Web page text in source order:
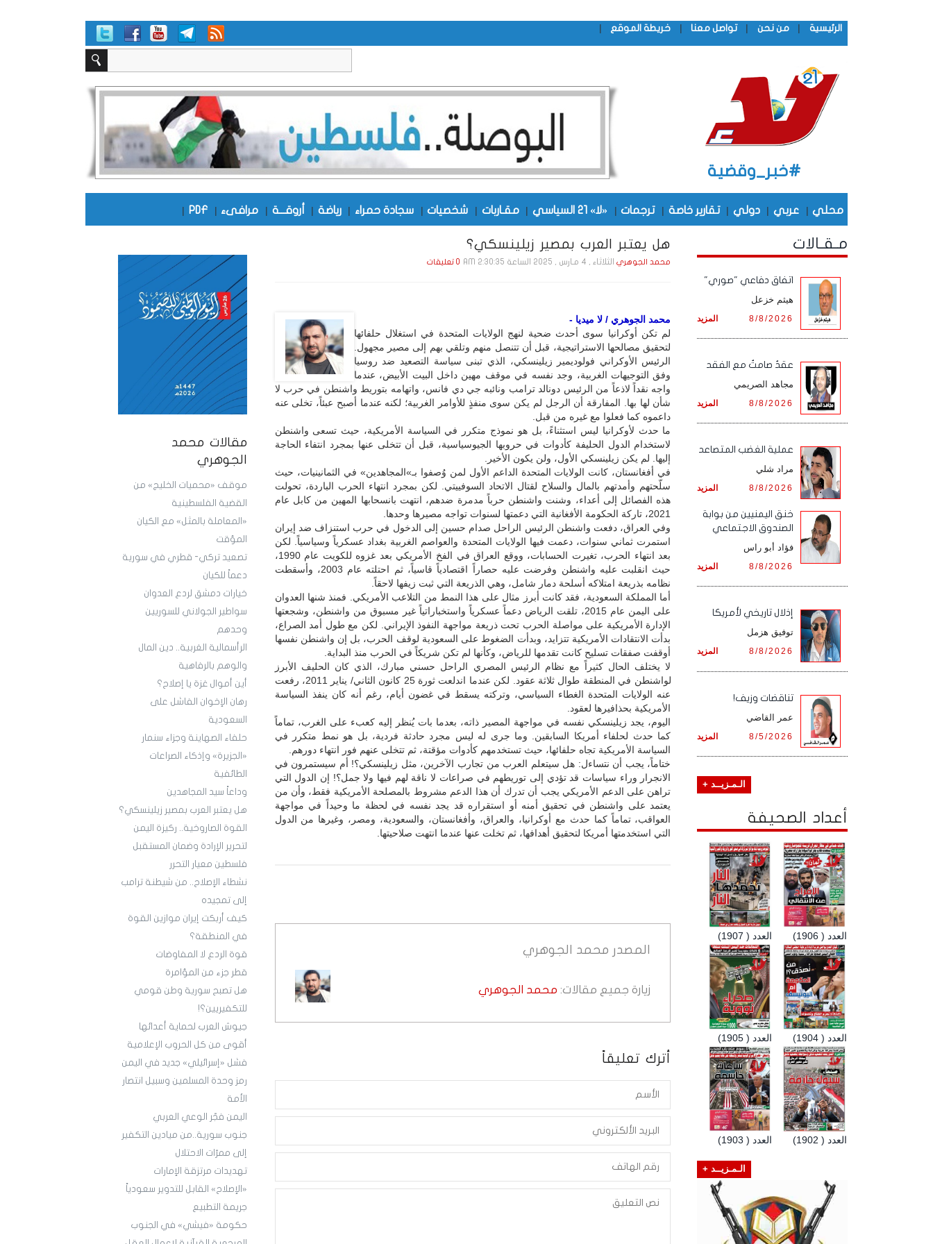
الرئيسية | من نحن | تواصل معنا | خريطة الموقع |
#خبر_وقضية
محلي | عربي | دولي | تقارير خاصة | ترجمات | «لا» 21 السياسي | مقـاربات | شخصيات | سجادة حمراء | رياضة | أروقـــة | مرافىء |
PDF
|
مقالات محمد
الجوهري
موقف «محميات الخليج» من
القضية الفلسطينية
«المعاملة بالمثل» مع الكيان
المؤقت
تصعيد تركي- قطري في سورية
دعماً للكيان
خيارات دمشق لردع العدوان
سواطير الجولاني للسوريين
وحدهم
الرأسمالية الغربية.. دين المال
والوهم بالرفاهية ‏
أين أموال غزة يا إصلاح؟
رهان الإخوان الفاشل على
السعودية
حلفاء الصهاينة وجزاء سنمار
«الجزيرة» وإذكاء الصراعات
الطائفية
وداعاً سيد المجاهدين
هل يعتبر العرب بمصير زيلينسكي؟
القوة الصاروخية.. ركيزة اليمن
لتحرير الإرادة وضمان المستقبل
فلسطين معيار التحرر
نشطاء الإصلاح.. من شيطنة ترامب
إلى تمجيده
كيف أربكت إيران موازين القوة
في المنطقة؟
قوة الردع لا المفاوضات
قطر جزء من المؤامرة
هل تصبح سورية وطن قومي
للتكفيريين؟!
جيوش العرب لحماية أعدائها
أقوى من كل الحروب الإعلامية
فشل «إسرائيلي» جديد في اليمن
رمز وحدة المسلمين وسبيل انتصار
الأمة
اليمن فجّر الوعي العربي
جنوب سورية..من ميادين التكفير
إلى ممرّات الاحتلال
تهديدات مرتزقة الإمارات
«الإصلاح» القابل للتدوير سعودياً
جريمة التطبيع
حكومة «فيشي» في الجنوب
هل يعتبر العرب بمصير زيلينسكي؟
محمد الجوهريالثلاثاء , 4 مـارس , 2025 الساعة 2:30:35 AM 0 تعليقات
محمد الجوهري / لا ميديا -
لم تكن أوكرانيا سوى أحدث ضحية لنهج الولايات المتحدة في استغلال حلفائها
لتحقيق مصالحها الاستراتيجية، قبل أن تتنصل منهم وتلقي بهم إلى مصير مجهول.
الرئيس الأوكراني فولوديمير زيلينسكي، الذي تبنى سياسة التصعيد ضد روسيا
وفق التوجيهات الغربية، وجد نفسه في موقف مهين داخل البيت الأبيض، عندما
واجه نقداً لاذعاً من الرئيس دونالد ترامب ونائبه جي دي فانس، واتهامه بتوريط واشنطن في حرب لا
شأن لها بها. المفارقة أن الرجل لم يكن سوى منفذٍ للأوامر الغربية؛ لكنه عندما أصبح عبئاً، تخلى عنه
داعموه كما فعلوا مع غيره من قبل.
ما حدث لأوكرانيا ليس استثناءً، بل هو نموذج متكرر في السياسة الأمريكية، حيث تسعى واشنطن
لاستخدام الدول الحليفة كأدوات في حروبها الجيوسياسية، قبل أن تتخلى عنها بمجرد انتفاء الحاجة
إليها. لم يكن زيلينسكي الأول، ولن يكون الأخير.
في أفغانستان، كانت الولايات المتحدة الداعم الأول لمن وُصفوا بـ»المجاهدين» في الثمانينيات، حيث
سلّحتهم وأمدتهم بالمال والسلاح لقتال الاتحاد السوفييتي. لكن بمجرد انتهاء الحرب الباردة، تحولت
هذه الفصائل إلى أعداء، وشنت واشنطن حرباً مدمرة ضدهم، انتهت بانسحابها المهين من كابل عام
2021، تاركة الحكومة الأفغانية التي دعمتها لسنوات تواجه مصيرها وحدها.
وفي العراق، دفعت واشنطن الرئيس الراحل صدام حسين إلى الدخول في حرب استنزاف ضد إيران
استمرت ثماني سنوات، دعمت فيها الولايات المتحدة والعواصم الغربية بغداد عسكرياً وسياسياً. لكن
بعد انتهاء الحرب، تغيرت الحسابات، ووقع العراق في الفخ الأمريكي بعد غزوه للكويت عام 1990،
حيث انقلبت عليه واشنطن وفرضت عليه حصاراً اقتصادياً قاسياً، ثم احتلته عام 2003، وأسقطت
نظامه بذريعة امتلاكه أسلحة دمار شامل، وهي الذريعة التي ثبت زيفها لاحقاً.
أما المملكة السعودية، فقد كانت أبرز مثال على هذا النمط من التلاعب الأمريكي. فمنذ شنها العدوان
على اليمن عام 2015، تلقت الرياض دعماً عسكرياً واستخباراتياً غير مسبوق من واشنطن، وشجعتها
الإدارة الأمريكية على مواصلة الحرب تحت ذريعة مواجهة النفوذ الإيراني. لكن مع طول أمد الصراع،
بدأت الانتقادات الأمريكية تتزايد، وبدأت الضغوط على السعودية لوقف الحرب، بل إن واشنطن نفسها
أوقفت صفقات تسليح كانت تقدمها للرياض، وكأنها لم تكن شريكاً في الحرب منذ البداية.
لا يختلف الحال كثيراً مع نظام الرئيس المصري الراحل حسني مبارك، الذي كان الحليف الأبرز
لواشنطن في المنطقة طوال ثلاثة عقود. لكن عندما اندلعت ثورة 25 كانون الثاني/ يناير 2011، رفعت
عنه الولايات المتحدة الغطاء السياسي، وتركته يسقط في غضون أيام، رغم أنه كان ينفذ السياسة
الأمريكية بحذافيرها لعقود.
اليوم، يجد زيلينسكي نفسه في مواجهة المصير ذاته، بعدما بات يُنظر إليه كعبء على الغرب، تماماً
كما حدث لحلفاء أمريكا السابقين. وما جرى له ليس مجرد حادثة فردية، بل هو نمط متكرر في
السياسة الأمريكية تجاه حلفائها، حيث تستخدمهم كأدوات مؤقتة، ثم تتخلى عنهم فور انتهاء دورهم.
ختاماً، يجب أن نتساءل: هل سيتعلم العرب من تجارب الآخرين، مثل زيلينسكي؟! أم سيستمرون في
الانجرار وراء سياسات قد تؤدي إلى توريطهم في صراعات لا ناقة لهم فيها ولا جمل؟! إن الدول التي
تراهن على الدعم الأمريكي يجب أن تدرك أن هذا الدعم مشروط بالمصلحة الأمريكية فقط، وأن من
يعتمد على واشنطن في تحقيق أمنه أو استقراره قد يجد نفسه في لحظة ما وحيداً في مواجهة
العواقب، تماماً كما حدث مع أوكرانيا، والعراق، وأفغانستان، والسعودية، ومصر، وغيرها من الدول
التي استخدمتها أمريكا لتحقيق أهدافها، ثم تخلت عنها عندما انتهت صلاحيتها.
المصدر محمد الجوهري
زيارة جميع مقالات: محمد الجوهري
أترك تعليقاً
مـقـالات
اتفاق دفاعي "صوري"
هيثم خزعل
المزيد 8/8/2026
عقدٌ صامتٌ مع الفقد
مجاهد الصريمي
المزيد 8/8/2026
‏عملية الغضب المتصاعد
مراد شلي
المزيد 8/8/2026
خنق اليمنيين من بوابة
الصندوق الاجتماعي
فؤاد أبو راس
المزيد 8/8/2026
إذلال تاريخي لأمريكا
توفيق هزمل
المزيد 8/8/2026
تناقضات وزيف!
عمر القاضي
المزيد 8/5/2026
الـمـزيــد +
أعداد الصحيفة
العدد ( 1907) العدد ( 1906)
العدد ( 1905) العدد ( 1904)
العدد ( 1903) العدد ( 1902)
الـمـزيــد +